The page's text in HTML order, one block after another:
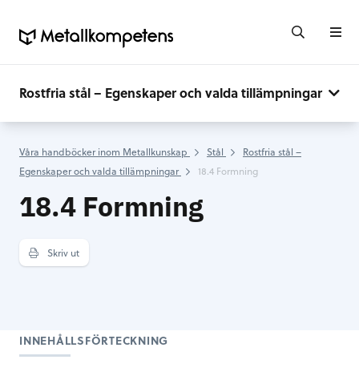
Rostfria stål – Egenskaper och valda tillämpningar
Våra handböcker inom Metallkunskap Stål
Rostfria stål –
Egenskaper och valda tillämpningar
18.4 Formning
18.4 Formning
Skriv ut
INNEHÅLLSFÖRTECKNING